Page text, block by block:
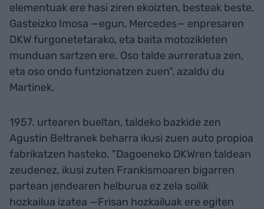
elementuak ere hasi ziren ekoizten, besteak beste,
Gasteizko Imosa —egun, Mercedes— enpresaren
DKW furgonetetarako, eta baita motozikleten
munduan sartzen ere. Oso talde aurreratua zen,
eta oso ondo funtzionatzen zuen", azaldu du
Martinek.
1957. urtearen bueltan, taldeko bazkide zen
Agustin Beltranek beharra ikusi zuen auto propioa
fabrikatzen hasteko. "Dagoeneko DKWren taldean
zeudenez, ikusi zuten Frankismoaren bigarren
partean jendearen helburua ez zela soilik
hozkailua izatea —Frisan hozkailuak ere egiten